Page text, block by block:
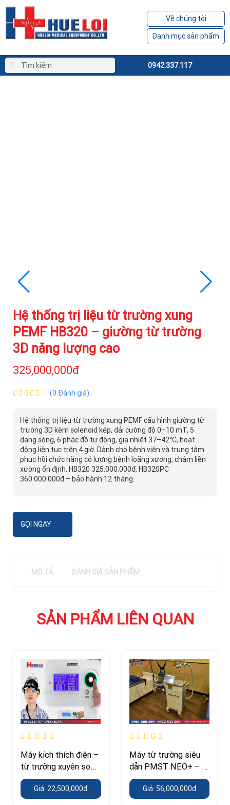
Về chúng tôi
Danh mục sản phẩm
0942.337.117
Hệ thống trị liệu từ trường xung
PEMF HB320 – giường từ trường
3D năng lượng cao
325,000,000đ
(0 Đánh giá)
Hệ thống trị liệu từ trường xung PEMF cấu hình giường từ
trường 3D kèm solenoid kép, dải cường độ 0–10 mT, 5
dạng sóng, 6 phác đồ tự động, gia nhiệt 37–42°C, hoạt
động liên tục trên 4 giờ. Dành cho bệnh viện và trung tâm
phục hồi chức năng có lượng bệnh loãng xương, chậm liền
xương ổn định. HB320 325.000.000đ, HB320PC
360.000.000đ – bảo hành 12 tháng.
GỌI NGAY
MÔ TẢ ĐÁNH GIÁ SẢN PHẨM
SẢN PHẨM LIÊN QUAN
Máy kích thích điện –
từ trường xuyên sọ
HB510B (TMS cường
độ thấp)
Giá: 22,500,000đ
Máy từ trường siêu
dẫn PMST NEO+ – 5
Tesla kết hợp laser
diode lạnh 5600 mW
Giá: 56,000,000đ